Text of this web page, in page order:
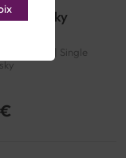
Whisky
| France | Single